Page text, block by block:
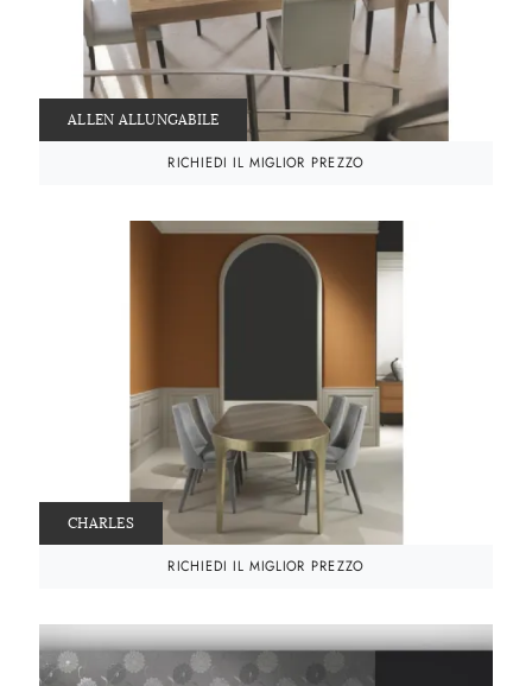
ALLEN ALLUNGABILE
RICHIEDI IL MIGLIOR PREZZO
CHARLES
RICHIEDI IL MIGLIOR PREZZO